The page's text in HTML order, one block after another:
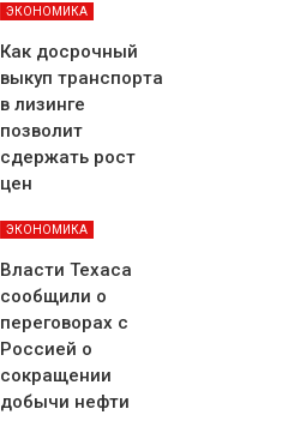
ЭКОНОМИКА
Как досрочный
выкуп транспорта
в лизинге
позволит
сдержать рост
цен
ЭКОНОМИКА
Власти Техаса
сообщили о
переговорах с
Россией о
сокращении
добычи нефти